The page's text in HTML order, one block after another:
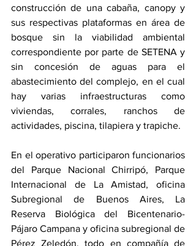
construcción de una cabaña, canopy y
sus respectivas plataformas en área de
bosque sin la viabilidad ambiental
correspondiente por parte de SETENA y
sin concesión de aguas para el
abastecimiento del complejo, en el cual
hay varias infraestructuras como
viviendas, corrales, ranchos de
actividades, piscina, tilapiera y trapiche.
En el operativo participaron funcionarios
del Parque Nacional Chirripó, Parque
Internacional de La Amistad, oficina
Subregional de Buenos Aires, La
Reserva Biológica del Bicentenario-
Pájaro Campana y oficina subregional de
Pérez Zeledón, todo en compañía de